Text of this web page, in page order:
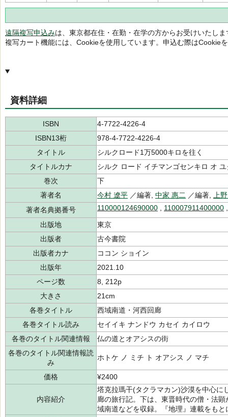
遠隔複写申込みは、東京都在住・在勤・在学の方からお受けいたしま
複写カート機能には、Cookieを使用しています。申込む際はCookie
資料詳細
ISBN
4-7722-4226-4
ISBN13桁
978-4-7722-4226-4
タイトル
シルクロード1万5000キロを往く
タイトルカナ
シルク ロード イチマンゴセンキロ オ ユ
巻次
下
著者名
今村 遼平 ／編著, 中家 惠二 ／編著,
上
著者名典拠番号
110000124690000 110007911400000
出版地
東京
出版者
古今書院
出版者カナ
ココン ショイン
出版年
2021.10
ページ数
8, 212p
大きさ
21cm
各巻タイトル
西域南道・河西回廊
各巻タイトル読み
セイイキ ナンドウ カセイ カイロウ
各巻のタイトル関連情報
仏の道とオアシスの街
各巻のタイトル関連情報読
み
ホトケ ノ ミチ ト オアシス ノ マチ
価格 ¥2400
内容紹介
塔克拉瑪干(タクラマカン)沙漠を中心に
廊の旅行記。下は、東晋時代の僧・法
域南道などを収録。『地理』連載をもと